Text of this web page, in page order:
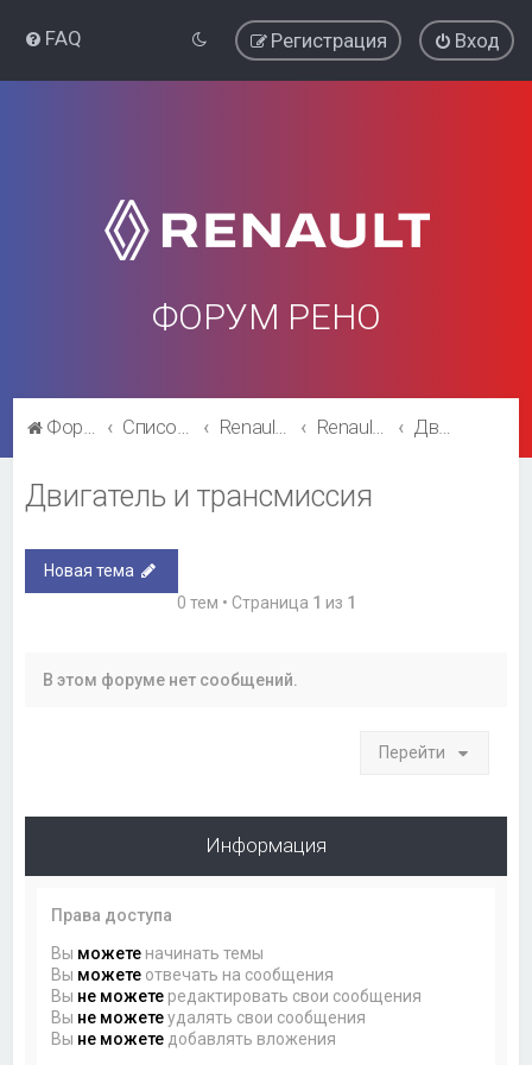
FAQ Вход
Регистрация
ФОРУМ РЕНО
Форум Рено Список форумов Renault Logan Renault Logan Двигатель и трансмиссия
Двигатель и трансмиссия
Новая тема
0 тем • Страница 1 из 1
В этом форуме нет сообщений.
Перейти
Информация
Права доступа
Вы можете начинать темы
Вы можете отвечать на сообщения
Вы не можете редактировать свои сообщения
Вы не можетеудалять свои сообщения
Вы не можете добавлять вложения